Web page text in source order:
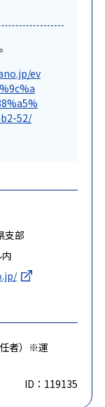
ev
52/
支部
者）※運
ID：119135